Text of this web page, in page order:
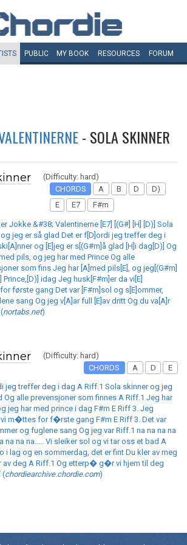
PUBLIC MY BOOK RESOURCES FORUM
- SOLA SKINNER
(Difficulty: hard)
CHORDS
A B D
D)
E
E7 F#m
Jokke &#38; Valentinerne [E7] [(G#] [H] [D)] Sola
jeg er så glad Det er f[D]ordi jeg treffer deg i
og [E]jeg er s[(G#m]å glad [H]i dag[D)] Og
pils, og jeg har med Prince Og alle
som fins Jeg har [A]med pils[E], og jeg[(G#m]
Prince,[D)] idag Jeg husk[F#m]er da vi[E]
første gang Det var [F#m]sol og s[E]ommer,
sang Og jeg v[A]ar full [E]av dritt Og du va[A]r
nortabs.net)
(Difficulty: hard)
CHORDS
A D E
jeg treffer deg i dag A Riff.1 Sola skinner og jeg
alle prevensjoner som finnes A Riff.1 Jeg har
jeg har med prince i dag F#m E Riff 3. Jeg
vi m�ttes for f�rste gang F#m E Riff 3. Det var
og fuglene sang Og jeg var Riff.1 na na na na
na na na..... Vi sleiker sol og vi tar oss et bad A
i lag og en sommerdag, det er fint Du kler av meg
av deg A Riff.1 Og etterp� g�r vi hjem til deg
(chordiearchive.chordie.com)